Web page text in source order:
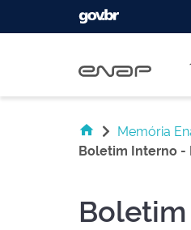
Memória
Boletim Interno -